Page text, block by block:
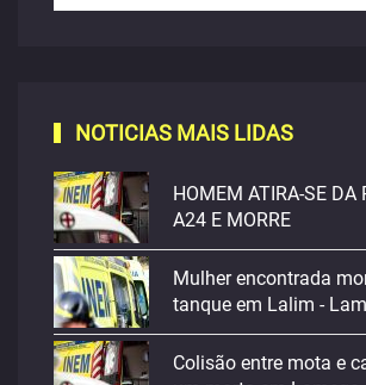
NOTICIAS MAIS LIDAS
HOMEM ATIRA-SE DA
A24 E MORRE
Mulher encontrada
tanque em Lalim -
Colisão entre mota e